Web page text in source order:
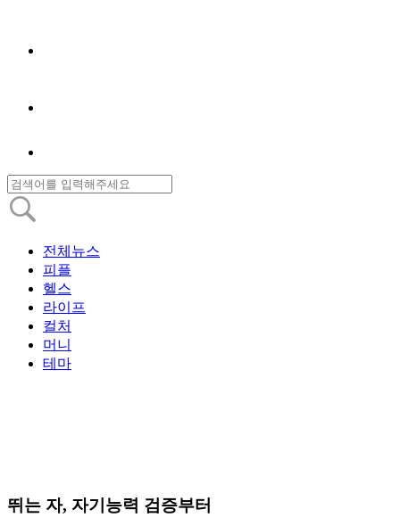
전체뉴스
피플
헬스
라이프
컬처
머니
테마
뛰는 자, 자기능력 검증부터